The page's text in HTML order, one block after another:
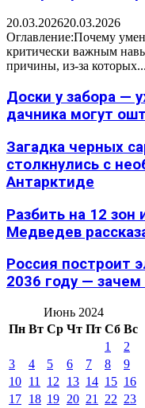
20.03.202620.03.2026
Оглавление:Почему
критически важным
причины, из-за которых...
Доски у забора —
дачника могут
Загадка черных
столкнулись с
Антарктиде
Разбить на 12 зон
Медведев
Россия построит
2036 году —
Июнь 2024
Пн Вт Ср Чт Пт Сб Вс
1
2
3
4 5 6 7 8
9
10 11 12 13 14 15 16
17 18 19 20 21 22 23